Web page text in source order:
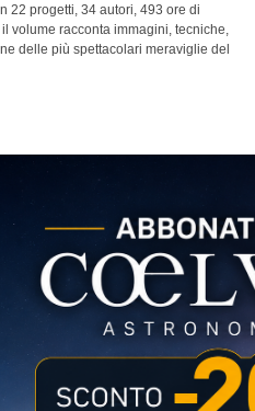
22 progetti, 34 autori, 493 ore di
volume racconta immagini, tecniche,
delle più spettacolari meraviglie del